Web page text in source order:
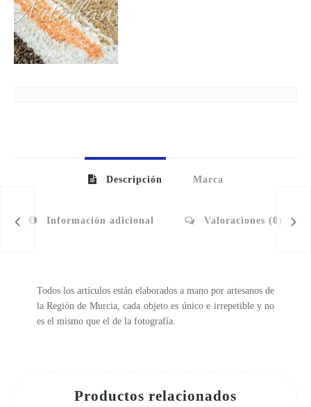
Descripción Marca
Información adicional Valoraciones (0)
Todos los artículos están elaborados a mano por artesanos de
la Región de Murcia, cada objeto es único e irrepetible y no
es el mismo que el de la fotografía.
Productos relacionados